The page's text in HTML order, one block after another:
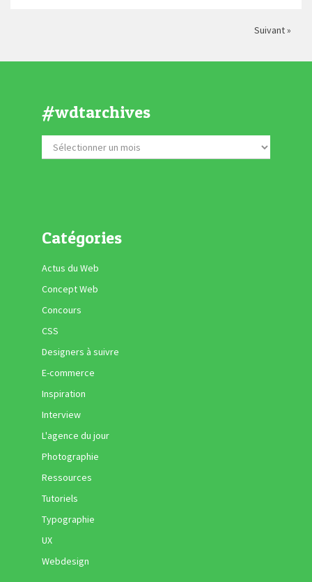
Suivant »
#wdtarchives
Catégories
Actus du Web
Concept Web
Concours
CSS
Designers à suivre
E-commerce
Inspiration
Interview
L'agence du jour
Photographie
Ressources
Tutoriels
Typographie
UX
Webdesign